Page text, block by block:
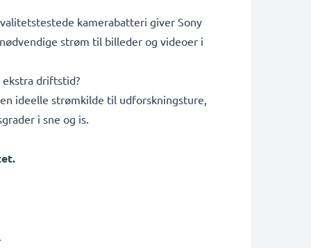
kamerabatteri giver Sony
strøm til billeder og videoer i
driftstid?
ideelle strømkilde til udforskningsture,
i sne og is.